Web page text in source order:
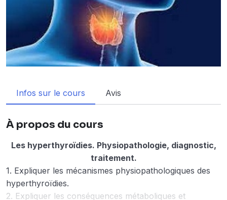
Infos sur le cours Avis
À propos du cours
Les hyperthyroïdies. Physiopathologie, diagnostic,
traitement.
1. Expliquer les mécanismes physiopathologiques des
hyperthyroïdies.
2. Expliquer les conséquences métaboliques et